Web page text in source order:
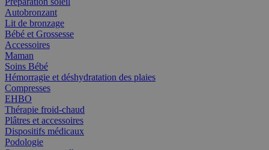
Autobronzant
Lit de bronzage
Bébé et Grossesse
Accessoires
Maman
Soins Bébé
Hémorragie et déshydratation des plaies
Compresses
EHBO
Thérapie froid-chaud
Plâtres et accessoires
Dispositifs médicaux
Podologie